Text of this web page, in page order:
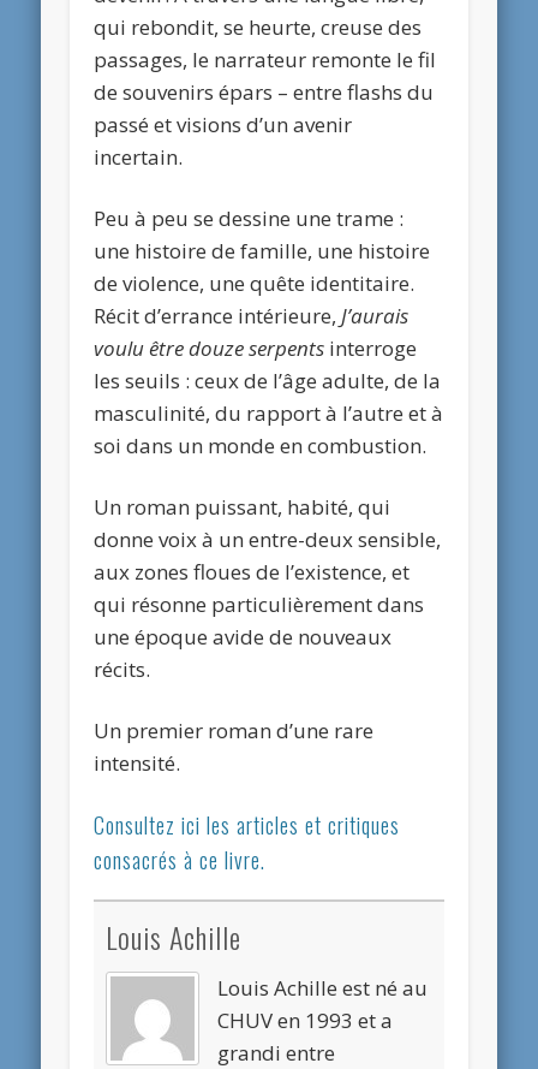
qui rebondit, se heurte, creuse des
passages, le narrateur remonte le fil
de souvenirs épars – entre flashs du
passé et visions d’un avenir
incertain.
Peu à peu se dessine une trame :
une histoire de famille, une histoire
de violence, une quête identitaire.
Récit d’errance intérieure,J’aurais
voulu être douze serpents interroge
les seuils : ceux de l’âge adulte, de la
masculinité, du rapport à l’autre et à
soi dans un monde en combustion.
Un roman puissant, habité, qui
donne voix à un entre-deux sensible,
aux zones floues de l’existence, et
qui résonne particulièrement dans
une époque avide de nouveaux
récits.
Un premier roman d’une rare
intensité.
Consultez ici les articles et critiques
consacrés à ce livre.
Louis Achille
Louis Achille est né au
CHUV en 1993 et a
grandi entre